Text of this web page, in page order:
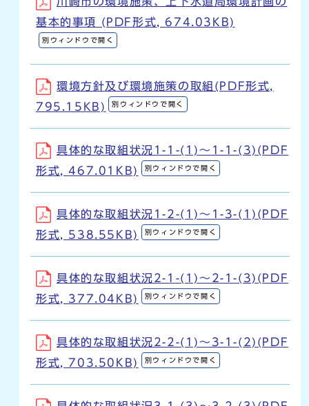
基本的事項 (PDF形式, 674.03KB)
別ウィンドウで開く
環境方針及び環境施策の取組(PDF形式,
795.15KB)
別ウィンドウで開く
具体的な取組状況1-1-(1)～1-1-(3)(PDF
形式, 467.01KB)
別ウィンドウで開く
具体的な取組状況1-2-(1)～1-3-(1)(PDF
形式, 538.55KB)
別ウィンドウで開く
具体的な取組状況2-1-(1)～2-1-(3)(PDF
形式, 377.04KB)
別ウィンドウで開く
具体的な取組状況2-2-(1)～3-1-(2)(PDF
形式, 703.50KB)
別ウィンドウで開く